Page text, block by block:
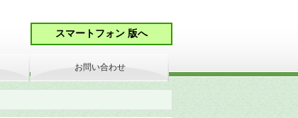
お問い合わせ